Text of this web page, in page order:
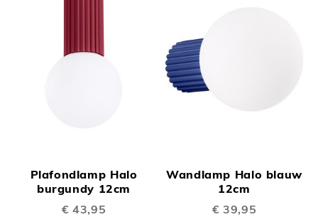
Plafondlamp Halo
burgundy 12cm
€ 43,95
Wandlamp Halo blauw
12cm
€ 39,95